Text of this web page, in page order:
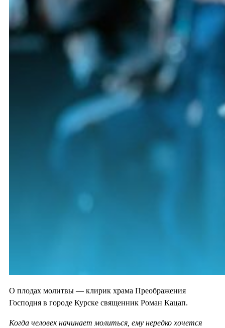
О плодах молитвы — клирик храма Преображения
Господня в городе Курске священник Роман Кацап.
Когда человек начинает молиться, ему нередко хочется